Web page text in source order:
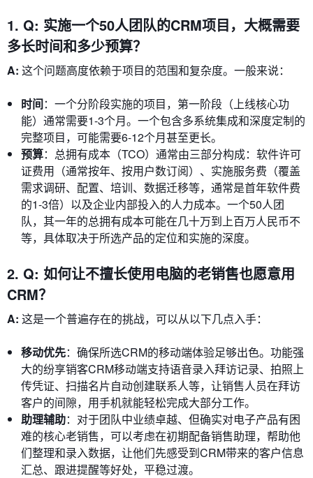
1. Q: 实施一个50人团队的CRM项目，大概需要
多长时间和多少预算？
A: 这个问题高度依赖于项目的范围和复杂度。一般来说：
时间：一个分阶段实施的项目，第一阶段（上线核心功
能）通常需要1-3个月。一个包含多系统集成和深度定制的
完整项目，可能需要6-12个月甚至更长。
预算：总拥有成本（TCO）通常由三部分构成：软件许可
证费用（通常按年、按用户数订阅）、实施服务费（覆盖
需求调研、配置、培训、数据迁移等，通常是首年软件费
的1-3倍）以及企业内部投入的人力成本。一个50人团
队，其一年的总拥有成本可能在几十万到上百万人民币不
等，具体取决于所选产品的定位和实施的深度。
2. Q: 如何让不擅长使用电脑的老销售也愿意用
CRM？
A: 这是一个普遍存在的挑战，可以从以下几点入手：
移动优先：确保所选CRM的移动端体验足够出色。功能强
大的纷享销客CRM移动端支持语音录入拜访记录、拍照上
传凭证、扫描名片自动创建联系人等，让销售人员在拜访
客户的间隙，用手机就能轻松完成大部分工作。
助理辅助：对于团队中业绩卓越、但确实对电子产品有困
难的核心老销售，可以考虑在初期配备销售助理，帮助他
们整理和录入数据，让他们先感受到CRM带来的客户信息
汇总、跟进提醒等好处，平稳过渡。